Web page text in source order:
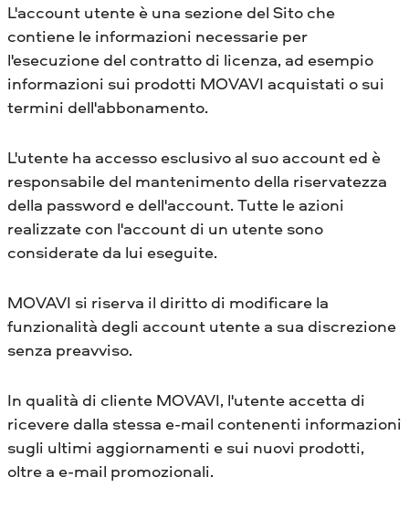
L'account utente è una sezione del Sito che
contiene le informazioni necessarie per
l'esecuzione del contratto di licenza, ad esempio
informazioni sui prodotti MOVAVI acquistati o sui
termini dell'abbonamento.
L'utente ha accesso esclusivo al suo account ed è
responsabile del mantenimento della riservatezza
della password e dell'account. Tutte le azioni
realizzate con l'account di un utente sono
considerate da lui eseguite.
MOVAVI si riserva il diritto di modificare la
funzionalità degli account utente a sua discrezione
senza preavviso.
In qualità di cliente MOVAVI, l'utente accetta di
ricevere dalla stessa e-mail contenenti informazioni
sugli ultimi aggiornamenti e sui nuovi prodotti,
oltre a e-mail promozionali.